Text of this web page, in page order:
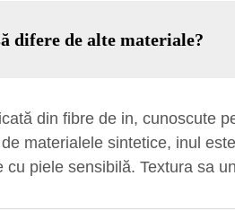
difere de alte materiale?
din fibre de in, cunoscute
materialele sintetice, inul
piele sensibilă. Textura sa